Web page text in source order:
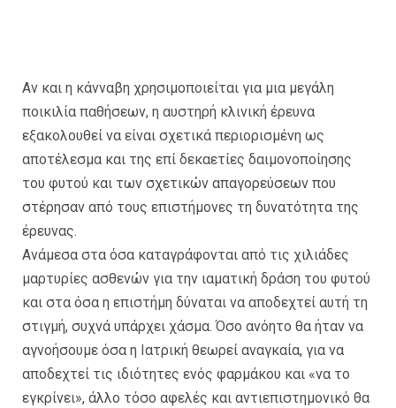
Αν και η κάνναβη χρησιμοποιείται για μια μεγάλη
ποικιλία παθήσεων, η αυστηρή κλινική έρευνα
εξακολουθεί να είναι σχετικά περιορισμένη ως
αποτέλεσμα και της επί δεκαετίες δαιμονοποίησης
του φυτού και των σχετικών απαγορεύσεων που
στέρησαν από τους επιστήμονες τη δυνατότητα της
έρευνας.
Aνάμεσα στα όσα καταγράφονται από τις χιλιάδες
μαρτυρίες ασθενών για την ιαματική δράση του φυτού
και στα όσα η επιστήμη δύναται να αποδεχτεί αυτή τη
στιγμή, συχνά υπάρχει χάσμα. Όσο ανόητο θα ήταν να
αγνοήσουμε όσα η Ιατρική θεωρεί αναγκαία, για να
αποδεχτεί τις ιδιότητες ενός φαρμάκου και «να το
εγκρίνει», άλλο τόσο αφελές και αντιεπιστημονικό θα